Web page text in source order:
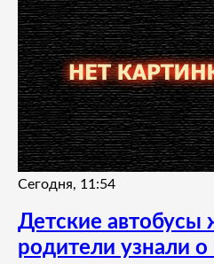
Сегодня, 11:54
Детские
родители узнали